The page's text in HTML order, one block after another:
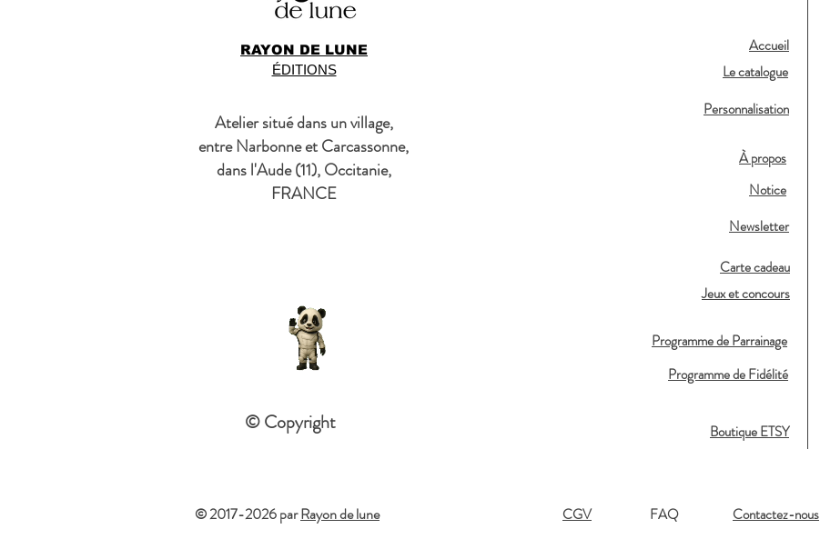
RAYON DE LUNE
ÉDITIONS
Accueil
Le catalogue
Atelier situé dans un village,
entre Narbonne et Carcassonne,
dans l'Aude (11), Occitanie,
FRANCE
Personnalisation
À propos
Notice
Newsletter
Carte cadeau
© Copyright
Jeux et concours
Programme de Parrainage
Programme de Fidélité
Boutique ETSY
© 2017-2026 parRayon de lune CGV FAQ Contactez-nous